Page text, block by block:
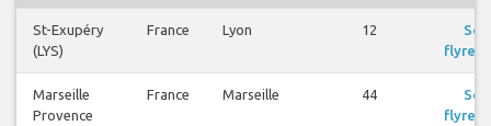
St-Exupéry
(LYS)
France Lyon 12
Se
Marseille
Provence
France Marseille 44
Se